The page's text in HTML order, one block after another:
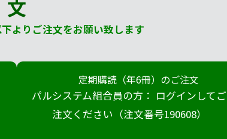
文
よりご注文をお願い致します
定期購読（年6冊）のご注文
パルシステム組合員の方： ログインしてご
注文ください（注文番号190608）